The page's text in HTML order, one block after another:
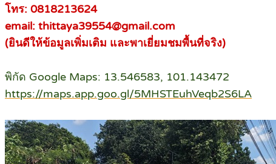
โทร: 0818213624
email: thittaya39554@gmail.com
(ยินดีให้ข้อมูลเพิ่มเติม และพาเยี่ยมชมพื้นที่จริง)
พิกัด Google Maps: 13.546583, 101.143472
https://maps.app.goo.gl/5MHSTEuhVeqb2S6LA